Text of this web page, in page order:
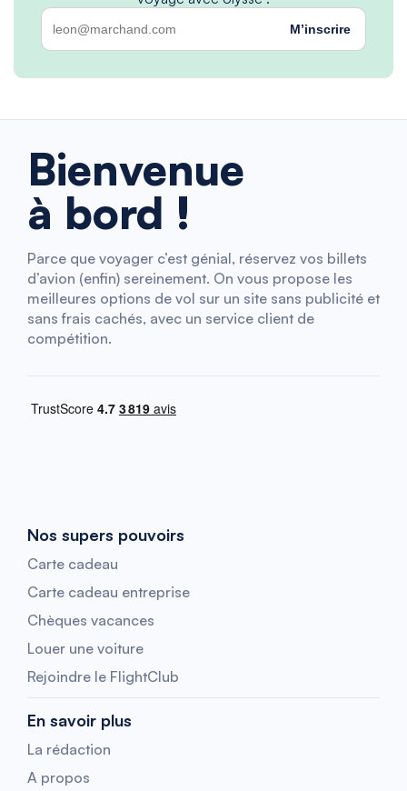
M’inscrire
Bienvenue
à bord !
Parce que voyager c’est génial, réservez vos billets
d’avion (enfin) sereinement. On vous propose les
meilleures options de vol sur un site sans publicité et
sans frais cachés, avec un service client de
compétition.
Nos supers pouvoirs
Carte cadeau
Carte cadeau entreprise
Chèques vacances
Louer une voiture
Rejoindre le FlightClub
En savoir plus
La rédaction
A propos